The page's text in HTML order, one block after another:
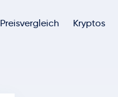
Preisvergleich Kryptos